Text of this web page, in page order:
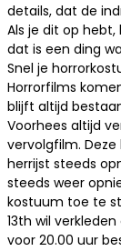
details, dat de
Als je dit op
dat is een ding
Snel je
Horrorfilms
blijft altijd
Voorhees altijd
vervolgfilm.
herrijst steeds
steeds weer
kostuum toe te
13th wil
voor 20.00 uur